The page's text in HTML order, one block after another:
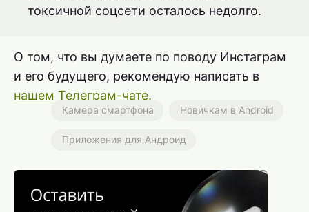
токсичной соцсети осталось недолго.
О том, что вы думаете по поводу Инстаграм
и его будущего, рекомендую написать в
нашем Телеграм-чате.
Камера смартфона Новичкам в Android
Приложения для Андроид